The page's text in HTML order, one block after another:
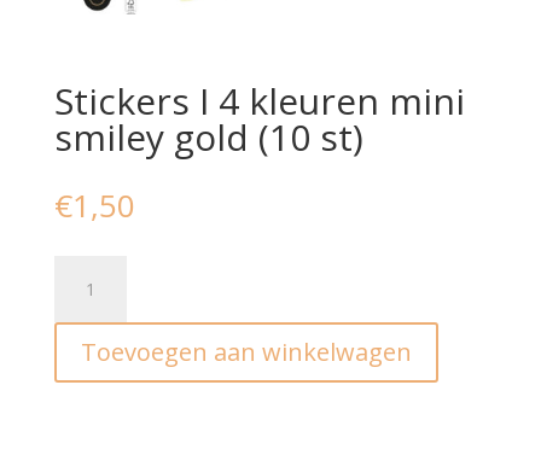
Stickers I 4 kleuren mini
smiley gold (10 st)
€1,50
4
kleuren
mini
Toevoegen aan winkelwagen